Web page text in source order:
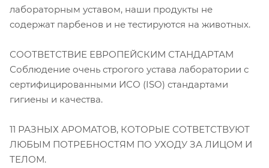
лабораторным уставом, наши продукты не
содержат парбенов и не тестируются на животных.
СООТВЕТСТВИЕ ЕВРОПЕЙСКИМ СТАНДАРТАМ
Соблюдение очень строгого устава лаборатории с
сертифицированными ИСО (ISO) стандартами
гигиены и качества.
11 РАЗНЫХ АРОМАТОВ, КОТОРЫЕ СОТВЕТСТВУЮТ
ЛЮБЫМ ПОТРЕБНОСТЯМ ПО УХОДУ ЗА ЛИЦОМ И
ТЕЛОМ.